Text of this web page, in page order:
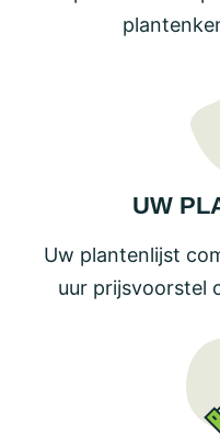
UW
Uw plantenlijst
uur prijsvoorstel